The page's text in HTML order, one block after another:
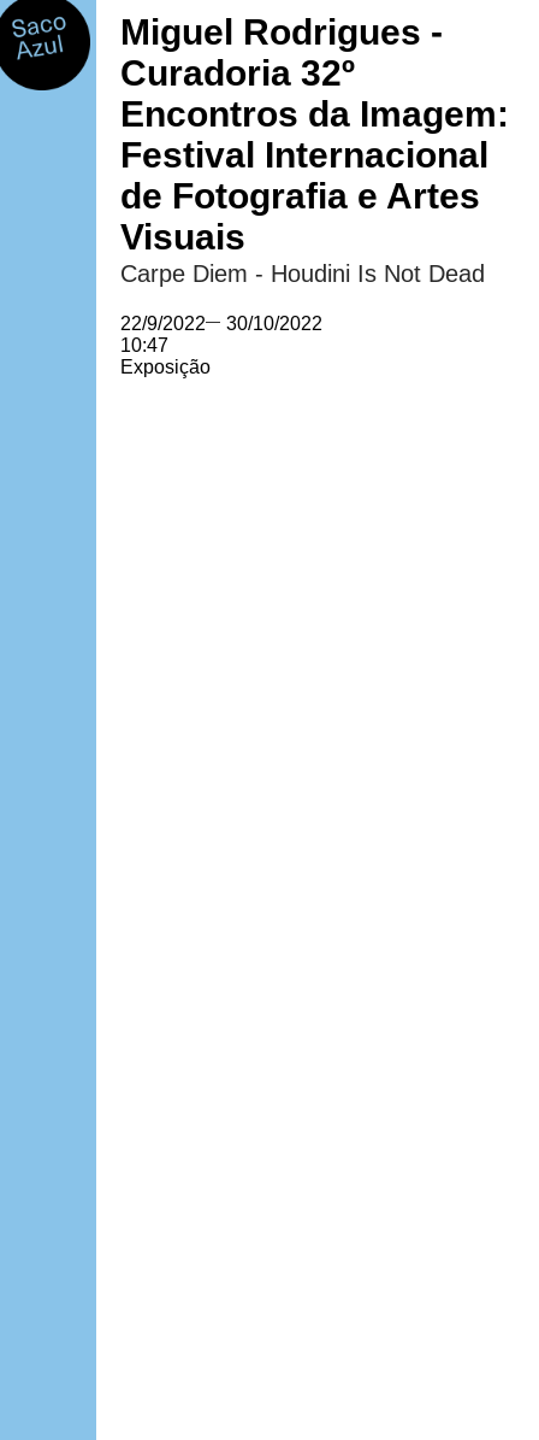
Miguel Rodrigues -
Curadoria 32º
Encontros da Imagem:
Festival Internacional
de Fotografia e Artes
Visuais
Carpe Diem - Houdini Is Not Dead
22/9/2022— 30/10/2022
10:47
Exposição